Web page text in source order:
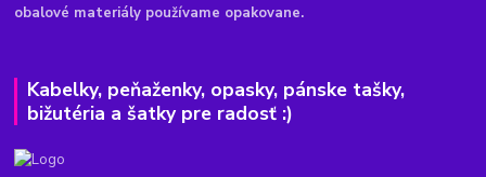
obalové materiály používame opakovane.
Kabelky, peňaženky, opasky, pánske tašky,
bižutéria a šatky pre radosť :)